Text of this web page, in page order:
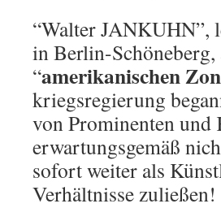
“Walter JANKUHN”,
in Berlin-
“amerikanischen
kriegsregierung
von Prominenten
erwartungsgemäß
sofort weiter als
Verhältnisse zuließen!